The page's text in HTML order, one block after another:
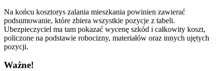
Na końcu kosztorys zalania mieszkania powinien zawierać
podsumowanie, które zbiera wszystkie pozycje z tabeli.
Ubezpieczyciel ma tam pokazać wycenę szkód i całkowity koszt,
policzone na podstawie robocizny, materiałów oraz innych ujętych
pozycji.
Ważne!